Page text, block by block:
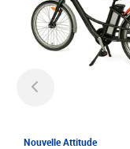
Nouvelle Attitude